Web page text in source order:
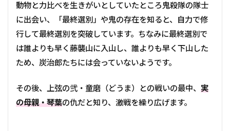
動物と力比べを生きがいとしていたところ鬼殺隊の隊士
に出会い、「最終選別」や鬼の存在を知ると、自力で修
行して最終選別を突破しています。ちなみに最終選別で
は誰よりも早く藤襲山に入山し、誰よりも早く下山した
ため、炭治郎たちには会っていないようです。
その後、上弦の弐・童磨（どうま）との戦いの最中、 実
の母親・琴葉の仇だと知り、激戦を繰り広げます。